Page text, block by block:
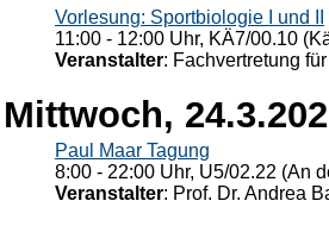
Vorlesung: Sportbiologie I und II
11:00 - 12:00 Uhr, KÄ7/00.10
Veranstalter: Fachvertretung
Mittwoch,
Paul Maar Tagung
8:00 - 22:00 Uhr, U5/02.22 (An
Veranstalter: Prof. Dr. Andrea